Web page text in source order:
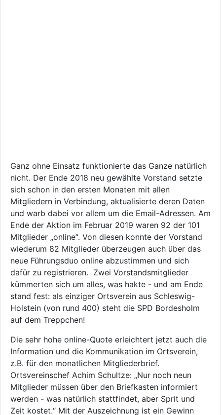
Ganz ohne Einsatz funktionierte das Ganze natürlich
nicht. Der Ende 2018 neu gewählte Vorstand setzte
sich schon in den ersten Monaten mit allen
Mitgliedern in Verbindung, aktualisierte deren Daten
und warb dabei vor allem um die Email-Adressen. Am
Ende der Aktion im Februar 2019 waren 92 der 101
Mitglieder „online“. Von diesen konnte der Vorstand
wiederum 82 Mitglieder überzeugen auch über das
neue Führungsduo online abzustimmen und sich
dafür zu registrieren. Zwei Vorstandsmitglieder
kümmerten sich um alles, was hakte - und am Ende
stand fest: als einziger Ortsverein aus Schleswig-
Holstein (von rund 400) steht die SPD Bordesholm
auf dem Treppchen!
Die sehr hohe online-Quote erleichtert jetzt auch die
Information und die Kommunikation im Ortsverein,
z.B. für den monatlichen Mitgliederbrief.
Ortsvereinschef Achim Schultze: „Nur noch neun
Mitglieder müssen über den Briefkasten informiert
werden - was natürlich stattfindet, aber Sprit und
Zeit kostet.“ Mit der Auszeichnung ist ein Gewinn